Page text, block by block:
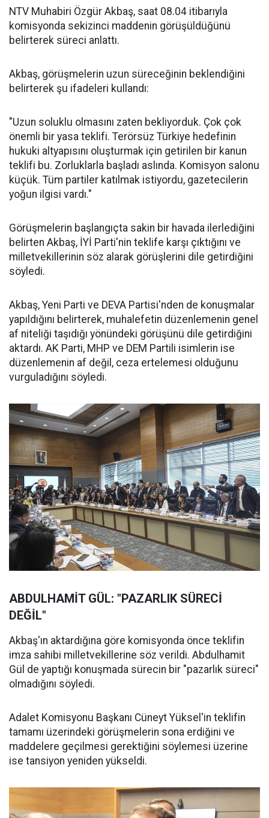
NTV Muhabiri Özgür Akbaş, saat 08.04 itibarıyla
komisyonda sekizinci maddenin görüşüldüğünü
belirterek süreci anlattı.
Akbaş, görüşmelerin uzun süreceğinin beklendiğini
belirterek şu ifadeleri kullandı:
"Uzun soluklu olmasını zaten bekliyorduk. Çok çok
önemli bir yasa teklifi. Terörsüz Türkiye hedefinin
hukuki altyapısını oluşturmak için getirilen bir kanun
teklifi bu. Zorluklarla başladı aslında. Komisyon salonu
küçük. Tüm partiler katılmak istiyordu, gazetecilerin
yoğun ilgisi vardı."
Görüşmelerin başlangıçta sakin bir havada ilerlediğini
belirten Akbaş, İYİ Parti'nin teklife karşı çıktığını ve
milletvekillerinin söz alarak görüşlerini dile getirdiğini
söyledi.
Akbaş, Yeni Parti ve DEVA Partisi'nden de konuşmalar
yapıldığını belirterek, muhalefetin düzenlemenin genel
af niteliği taşıdığı yönündeki görüşünü dile getirdiğini
aktardı. AK Parti, MHP ve DEM Partili isimlerin ise
düzenlemenin af değil, ceza ertelemesi olduğunu
vurguladığını söyledi.
ABDULHAMİT GÜL: "PAZARLIK SÜRECİ
DEĞİL"
Akbaş'ın aktardığına göre komisyonda önce teklifin
imza sahibi milletvekillerine söz verildi. Abdulhamit
Gül de yaptığı konuşmada sürecin bir "pazarlık süreci"
olmadığını söyledi.
Adalet Komisyonu Başkanı Cüneyt Yüksel'in teklifin
tamamı üzerindeki görüşmelerin sona erdiğini ve
maddelere geçilmesi gerektiğini söylemesi üzerine
ise tansiyon yeniden yükseldi.